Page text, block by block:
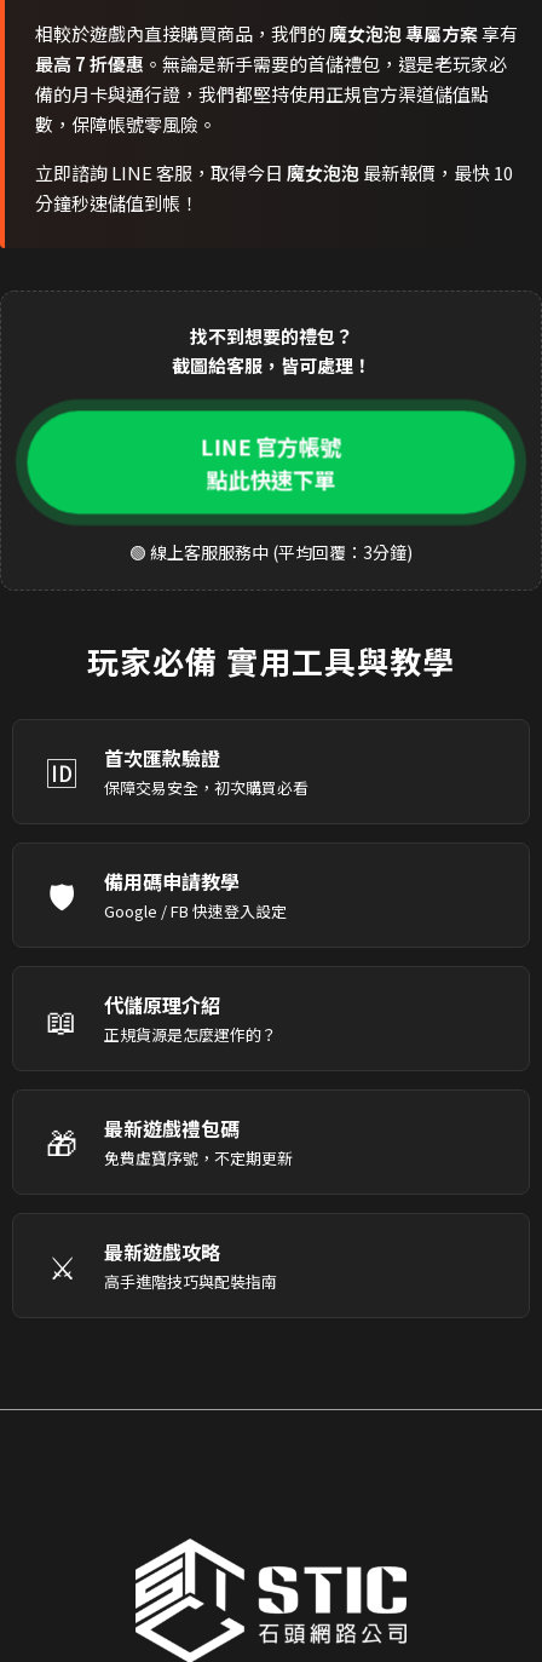
相較於遊戲內直接購買商品，我們的魔女泡泡 專屬方案享有
最高 7 折優惠 。無論是新手需要的首儲禮包，還是老玩家必
備的月卡與通行證，我們都堅持使用正規官方渠道儲值點
數，保障帳號零風險。
立即諮詢 LINE 客服，取得今日 魔女泡泡最新報價，最快 10
分鐘秒速儲值到帳！
找不到想要的禮包？
截圖給客服，皆可處理！
LINE 官方帳號
點此快速下單
🟢 線上客服服務中 (平均回覆：3分鐘)
玩家必備 實用工具與教學
🆔 首次匯款驗證
保障交易安全，初次購買必看
🛡️ 備用碼申請教學
Google / FB 快速登入設定
📖 代儲原理介紹
正規貨源是怎麼運作的？
🎁 最新遊戲禮包碼
免費虛寶序號，不定期更新
⚔️ 最新遊戲攻略
高手進階技巧與配裝指南